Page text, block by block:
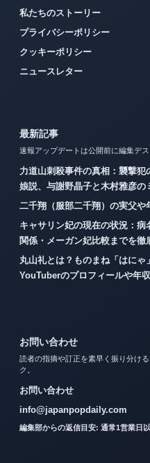
私たちのストーリー
プライバシーポリシー
クッキーポリシー
ニュースレター
最新記事
速報アップデートは公開前に編集デス
力道山刺殺事件の真相：襲撃
娘説、与謝野晶子と木村雅彦の
二千翔（服部二千翔）の実父や
キャサリン妃の現在の状況：
関係・メーガン妃比較までを徹
丸山礼とは？ものまね「はにゃ
YouTuberのプロフィールや年
お問い合わせ
読者の指摘や訂正を素早く振り分け
ク。
お問い合わせ
info@japanpopdaily.com
編集部からの返信目安: 通常1営業日以